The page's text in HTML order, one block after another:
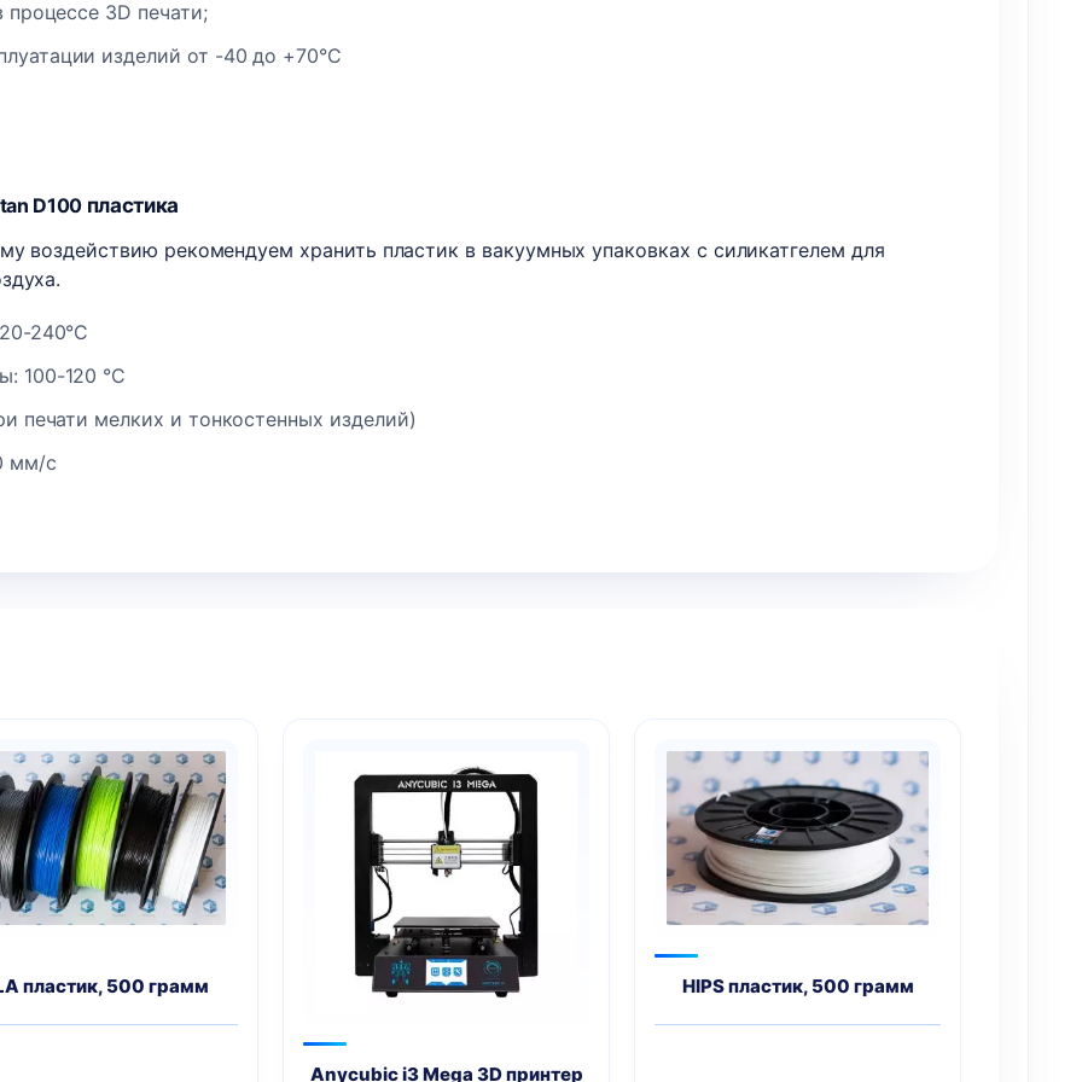
процессе 3D печати;
изделий от -40 до +70°С
D100 пластика
воздействию рекомендуем хранить пластик в вакуумных упаковках с силикатгелем для
240°C
100-120 °C
печати мелких и тонкостенных изделий)
мм/с
пластик, 500 грамм
Anycubic i3 Mega 3D принтер
HIPS пластик, 500 грамм